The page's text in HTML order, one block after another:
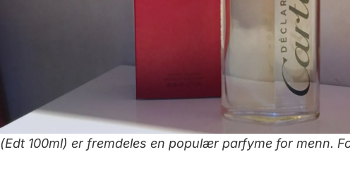
(Edt 100ml) er fremdeles en populær parfyme for menn.